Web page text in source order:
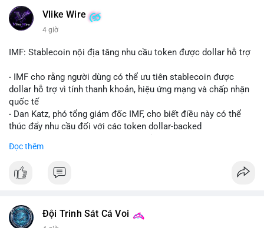
💬 DÒNG CHẢY TIN TỨC & TRUYỀN THÔNG: Bàn tán trên
Binance Square tập trung vào lệnh kẹp, dự báo NVDA và Musk
luận về Clearity Act.
💡 NHẬN ĐỊNH & KHUYẾN NGHỊ: Tâm lý ngắn hạn vẫn tiêu
cực do sợ hãi, nhưng xu hướng coin nhỏ và tin tức AI/NVIDA
có thể tạo cơ hội mua sớm. Cần theo dõi sự thay đổi trong
chính sách crypto Mỹ.
Vlike Wire
4 giờ
IMF: Stablecoin nội địa tăng nhu cầu token được dollar hỗ trợ
- IMF cho rằng người dùng có thể ưu tiên stablecoin được
dollar hỗ trợ vì tính thanh khoản, hiệu ứng mạng và chấp nhận
quốc tế
- Dan Katz, phó tổng giám đốc IMF, cho biết điều này có thể
thúc đẩy nhu cầu đối với các token dollar-backed
triển stablecoin nội địa
$btc $eth
📰 Nguồn: Cointelegraph
Đọc thêm
Đội Trinh Sát Cá Voi